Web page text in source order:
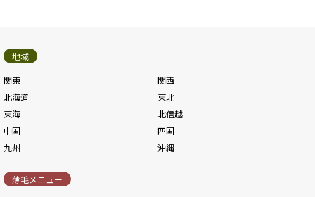
地域
関東
関西
北海道
東北
東海
北信越
中国
四国
九州
沖縄
薄毛メニュー